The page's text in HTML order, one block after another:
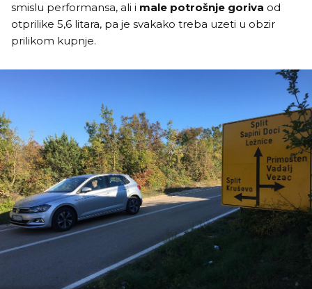
smislu performansa, ali i male potrošnje goriva od
otprilike 5,6 litara, pa je svakako treba uzeti u obzir
prilikom kupnje.